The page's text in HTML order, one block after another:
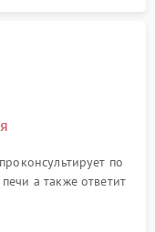
по
а также ответит